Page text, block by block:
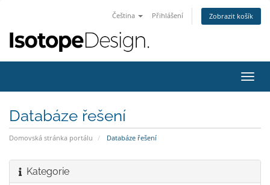
Čeština Přihlášení Zobrazit košík
Databáze řešení
Domovská stránka portálu Databáze řešení
Kategorie